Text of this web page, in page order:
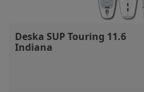
Deska SUP Touring 11.6
Indiana